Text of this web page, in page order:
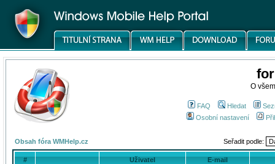
O
FAQ Hledat
Osobní nastavení
Obsah fóra WMHelp.cz Seřadit podle:
# Uživatel E-mail